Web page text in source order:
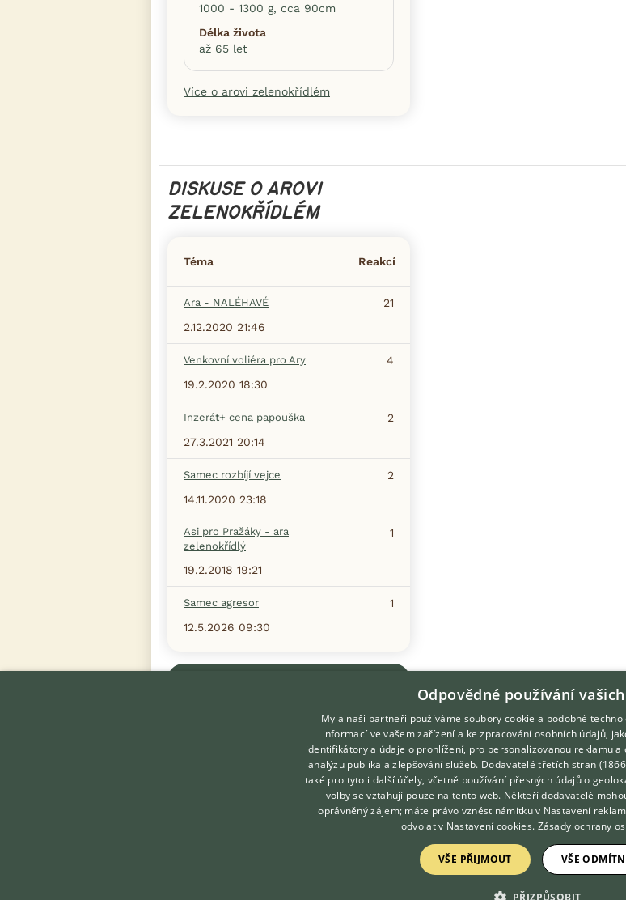
1000 - 1300 g, cca 90cm
Délka života
až 65 let
Více o arovi zelenokřídlém
DISKUSE O AROVI
ZELENOKŘÍDLÉM
Téma Reakcí
Ara - NALÉHAVÉ
21
2.12.2020 21:46
Venkovní voliéra pro Ary
4
19.2.2020 18:30
Inzerát+ cena papouška
2
27.3.2021 20:14
Samec rozbíjí vejce
2
14.11.2020 23:18
Asi pro Pražáky - ara
zelenokřídlý
1
19.2.2018 19:21
Samec agresor
1
12.5.2026 09:30
KONTAKT DO REDAKCE
DOMOVSKÁ STRÁNKA
INZERCE
DISKUSE
O nás
Kontakt
Možnosti
Podmínky
Zpracování
Odpovědné používání
My a naši partneři používáme soubory cookie a podobné
informací ve vašem zařízení a ke zpracování osobních údajů,
identifikátory a údaje o prohlížení, pro personalizovanou reklamu a
analýzu publika a zlepšování služeb. Dodavatelé třetích stran
také pro tyto i další účely, včetně používání přesných údajů o
volby se vztahují pouze na tento web. Někteří dodavatelé
oprávněný zájem; máte právo vznést námitku v Nastavení
odvolat v Nastavení cookies. Zásady ochrany
VŠE PŘIJMOUT VŠE
PŘIZPŮSOBIT